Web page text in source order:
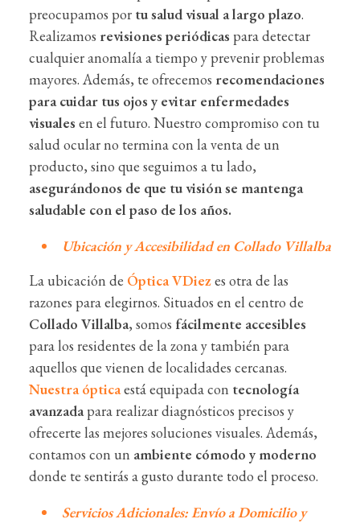
preocupamos por tu salud visual a largo plazo.
Realizamos revisiones periódicas para detectar
cualquier anomalía a tiempo y prevenir problemas
mayores. Además, te ofrecemos recomendaciones
para cuidar tus ojos y evitar enfermedades
visuales en el futuro. Nuestro compromiso con tu
salud ocular no termina con la venta de un
producto, sino que seguimos a tu lado,
asegurándonos de que tu visión se mantenga
saludable con el paso de los años.
Ubicación y Accesibilidad en Collado Villalba
La ubicación de Óptica VDiezes otra de las
razones para elegirnos. Situados en el centro de
Collado Villalba, somos fácilmente accesibles
para los residentes de la zona y también para
aquellos que vienen de localidades cercanas.
Nuestra ópticaestá equipada con tecnología
avanzadapara realizar diagnósticos precisos y
ofrecerte las mejores soluciones visuales. Además,
contamos con un ambiente cómodo y moderno
donde te sentirás a gusto durante todo el proceso.
Servicios Adicionales: Envío a Domicilio y